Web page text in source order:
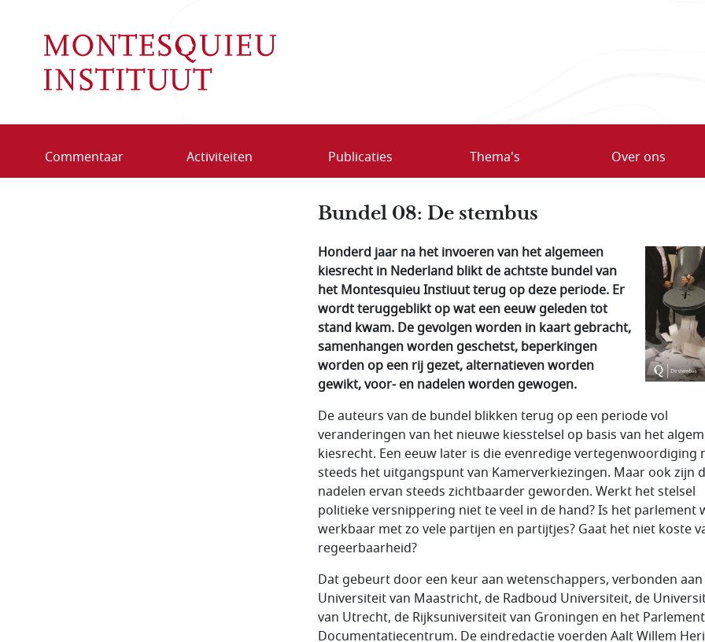
Commentaar Activiteiten Publicaties Thema's Over ons
Bundel 08: De stembus
Honderd jaar na het invoeren van het algemeen
kiesrecht in Nederland blikt de achtste bundel van
het Montesquieu Instiuut terug op deze periode. Er
wordt teruggeblikt op wat een eeuw geleden tot
stand kwam. De gevolgen worden in kaart gebracht,
samenhangen worden geschetst, beperkingen
worden op een rij gezet, alternatieven worden
gewikt, voor- en nadelen worden gewogen.
De auteurs van de bundel blikken terug op een periode vol
veranderingen van het nieuwe kiesstelsel op basis van het
kiesrecht. Een eeuw later is die evenredige vertegenwoordiging
steeds het uitgangspunt van Kamerverkiezingen. Maar ook zijn
nadelen ervan steeds zichtbaarder geworden. Werkt het stelsel
politieke versnippering niet te veel in de hand? Is het parlement
werkbaar met zo vele partijen en partijtjes? Gaat het niet koste
regeerbaarheid?
Dat gebeurt door een keur aan wetenschappers, verbonden
Universiteit van Maastricht, de Radboud Universiteit, de
van Utrecht, de Rijksuniversiteit van Groningen en het
Documentatiecentrum. De eindredactie voerden Aalt Willem